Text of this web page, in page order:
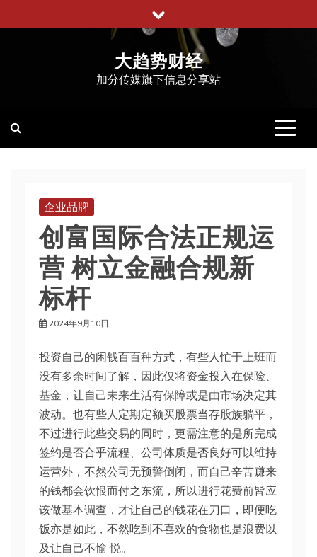
至
大趋势财经
加分传媒旗下信息分享站
企业品牌
创富国际合法正规运
营 树立金融合规新
标杆
2024年9月10日
投资自己的闲钱百百种方式，有些人忙于上班而
没有多余时间了解，因此仅将资金投入在保险、
基金，让自己未来生活有保障或是由市场决定其
波动。也有些人定期定额买股票当存股族躺平，
不过进行此些交易的同时，更需注意的是所完成
签约是否合乎流程、公司体质是否良好可以维持
运营外，不然公司无预警倒闭，而自己辛苦赚来
的钱都会饮恨而付之东流，所以进行花费前皆应
该做基本调查，才让自己的钱花在刀口，即便吃
饭亦是如此，不然吃到不喜欢的食物也是浪费以
及让自己不愉 悦。